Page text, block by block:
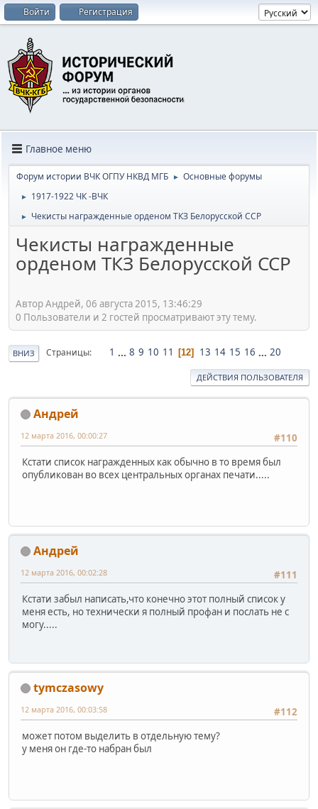
Войти Регистрация
Главное меню
Форум истории ВЧК ОГПУ НКВД МГБ ► Основные форумы
► 1917-1922 ЧК -ВЧК
► Чекисты награжденные орденом ТКЗ Белорусской ССР
Чекисты награжденные
орденом ТКЗ Белорусской ССР
Автор Андрей, 06 августа 2015, 13:46:29
0 Пользователи и 2 гостей просматривают эту тему.
ВНИЗ Страницы 1 ... 8 9 10 11 12 13 14 15 16 ... 20
ДЕЙСТВИЯ ПОЛЬЗОВАТЕЛЯ
Андрей
#110
12 марта 2016, 00:00:27
Кстати список награжденных как обычно в то время был
опубликован во всех центральных органах печати.....
Андрей
#111
12 марта 2016, 00:02:28
Кстати забыл написать,что конечно этот полный список у
меня есть, но технически я полный профан и послать не с
могу.....
tymczasowy
#112
12 марта 2016, 00:03:58
может потом выделить в отдельную тему?
у меня он где-то набран был